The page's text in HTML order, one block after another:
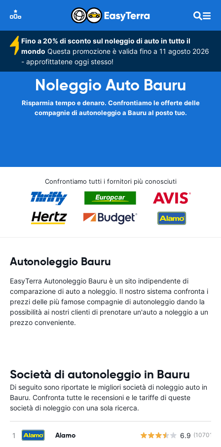
Fino a 20% di sconto sul noleggio di auto in tutto il
mondo Questa promozione è valida fino a 11 agosto 2026
- approfittatene oggi stesso!
Noleggio Auto Bauru
Risparmia tempo e denaro. Confrontiamo le offerte delle
compagnie di autonoleggio a Bauru al posto tuo.
Confrontiamo tutti i fornitori più conosciuti
Autonoleggio Bauru
EasyTerra Autonoleggio Bauru è un sito indipendente di
comparazione di auto a noleggio. Il nostro sistema confronta i
prezzi delle più famose compagnie di autonoleggio dando la
possibilità ai nostri clienti di prenotare un'auto a noleggio a un
prezzo conveniente.
Società di autonoleggio in Bauru
Di seguito sono riportate le migliori società di noleggio auto in
Bauru. Confronta tutte le recensioni e le tariffe di queste
società di noleggio con una sola ricerca.
Alamo 6.9 (10701)